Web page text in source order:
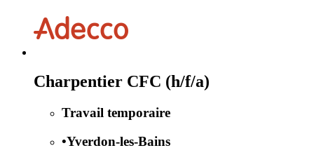
Charpentier CFC (h/f/a)
Travail temporaire
•Yverdon-les-Bains